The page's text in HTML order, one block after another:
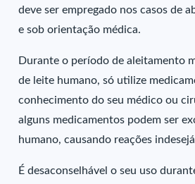
deve ser empregado nos casos de
e sob orientação médica.
Durante o período de aleitamento
de leite humano, só utilize
conhecimento do seu médico ou
alguns medicamentos podem ser
humano, causando reações
É desaconselhável o seu uso